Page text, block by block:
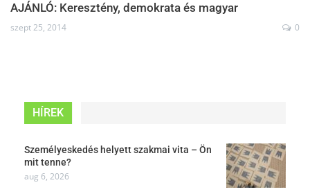
AJÁNLÓ: Keresztény, demo­k­rata és magyar
szept 25, 2014 0
HÍREK
Személyeskedés helyett szakmai vita – Ön
mit tenne?
aug 6, 2026